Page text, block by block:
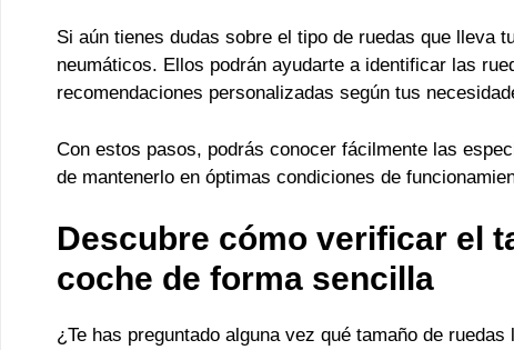
Si aún tienes dudas sobre el tipo de ruedas que lleva
neumáticos. Ellos podrán ayudarte a identificar las
recomendaciones personalizadas según tus
Con estos pasos, podrás conocer fácilmente las
de mantenerlo en óptimas condiciones de
Descubre cómo verificar el
coche de forma sencilla
¿Te has preguntado alguna vez qué tamaño de